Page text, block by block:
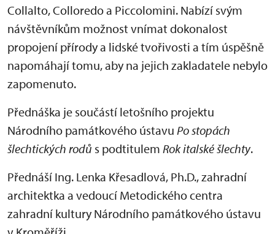
Collalto, Colloredo a Piccolomini. Nabízí svým
návštěvníkům možnost vnímat dokonalost
propojení přírody a lidské tvořivosti a tím úspěšně
napomáhají tomu, aby na jejich zakladatele nebylo
zapomenuto.
Přednáška je součástí letošního projektu
Národního památkového ústavu Po stopách
šlechtických rodů s podtitulem Rok italské šlechty.
Přednáší Ing. Lenka Křesadlová, Ph.D.,zahradní
architektka a vedoucí Metodického centra
zahradní kultury Národního památkového ústavu